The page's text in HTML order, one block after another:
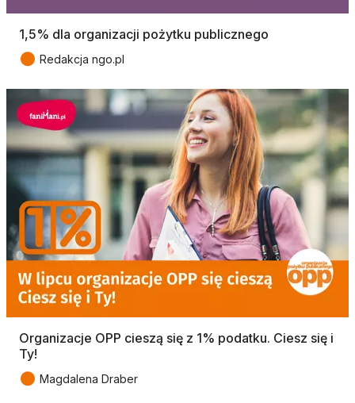
1,5% dla organizacji pożytku publicznego
● Redakcja ngo.pl
Organizacje OPP cieszą się z 1% podatku. Ciesz się i
Ty!
● Magdalena Draber